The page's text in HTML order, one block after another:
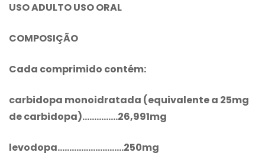
USO ADULTO USO ORAL
COMPOSIÇÃO
Cada comprimido contém:
carbidopa monoidratada (equivalente a 25mg
de carbidopa)……………26,991mg
levodopa……………………….250mg